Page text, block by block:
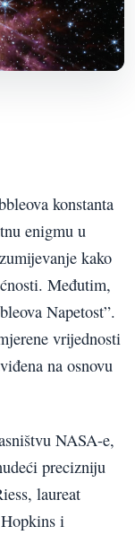
konstanta
enigmu u
kako
Međutim,
Napetost”.
vrijednosti
na osnovu
NASA-e,
precizniju
laureat
i